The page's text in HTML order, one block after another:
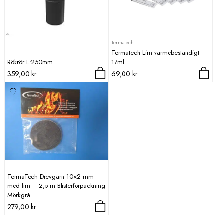
Rökrör L:250mm
359,00 kr
TermaTech
Termatech Lim värmebeständigt
17ml
69,00 kr
TermaTech Drevgarn 10×2 mm
med lim – 2,5 m Blisterförpackning
Mörkgrå
279,00 kr